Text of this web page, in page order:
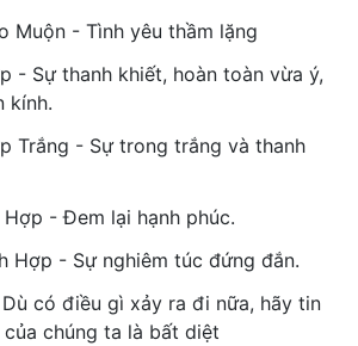
Muộn - Tình yêu thầm lặng
- Sự thanh khiết, hoàn toàn vừa ý,
kính.
Trắng - Sự trong trắng và thanh
Hợp - Đem lại hạnh phúc.
Hợp - Sự nghiêm túc đứng đắn.
có điều gì xảy ra đi nữa, hãy tin
chúng ta là bất diệt